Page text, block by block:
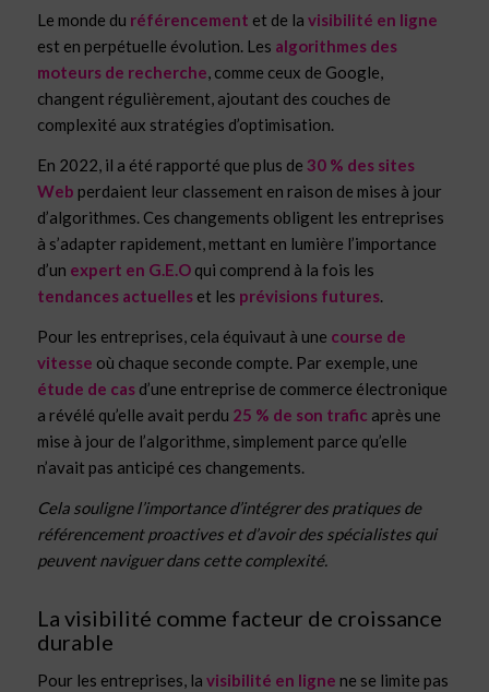
Le monde du référencement et de la visibilité en ligne
est en perpétuelle évolution. Les algorithmes des
moteurs de recherche, comme ceux de Google,
changent régulièrement, ajoutant des couches de
complexité aux stratégies d’optimisation.
En 2022, il a été rapporté que plus de 30 % des sites
Web perdaient leur classement en raison de mises à jour
d’algorithmes. Ces changements obligent les entreprises
à s’adapter rapidement, mettant en lumière l’importance
d’un expert en G.E.Oqui comprend à la fois les
tendances actuelleset les prévisions futures.
Pour les entreprises, cela équivaut à une course de
vitesse où chaque seconde compte. Par exemple, une
étude de casd’une entreprise de commerce électronique
a révélé qu’elle avait perdu 25 % de son trafic après une
mise à jour de l’algorithme, simplement parce qu’elle
n’avait pas anticipé ces changements.
Cela souligne l’importance d’intégrer des pratiques de
référencement proactives et d’avoir des spécialistes qui
peuvent naviguer dans cette complexité.
La visibilité comme facteur de croissance
durable
Pour les entreprises, la visibilité en ligne ne se limite pas